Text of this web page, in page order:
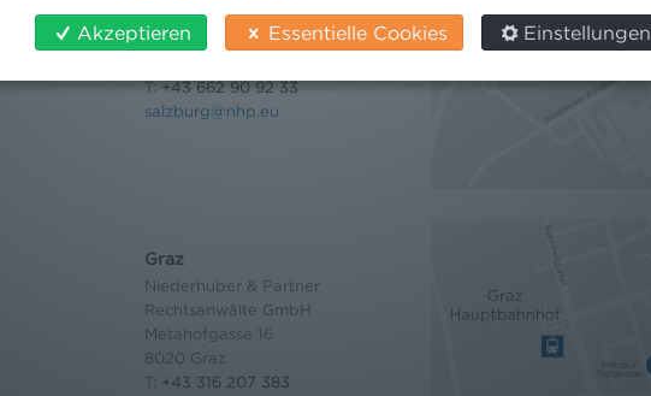
Rechtsanwälte GmbH
Wilhelm-Spazier-Straße 2a
T: +43 662 90 92 33
salzburg@nhp.eu
Graz
Niederhuber & Partner
Rechtsanwälte GmbH
Metahofgasse 16
8020 Graz
T: +43 316 207 383
Akzeptieren Essentielle Cookies Einstellungen